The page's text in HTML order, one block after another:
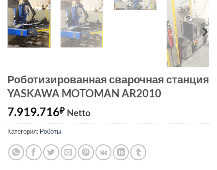
Роботизированная сварочная станция
YASKAWA MOTOMAN AR2010
7.919.716₽ Netto
Категория: Роботы